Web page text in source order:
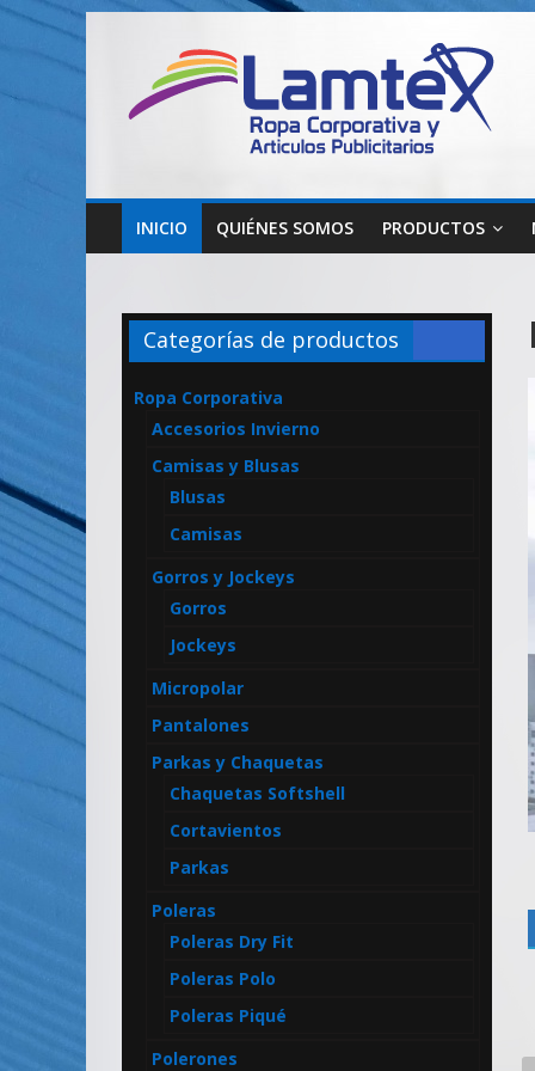
contenido
Lamtex
Corporativa
Trabajo
Diseño
Confección
Publicitarios
Implementos
Seguridad
INICIO QUIÉNES SOMOS PRODUCTOS
Categorías de productos
Ropa Corporativa
Accesorios Invierno
Camisas y Blusas
Blusas
Camisas
Gorros y Jockeys
Gorros
Jockeys
Micropolar
Pantalones
Parkas y Chaquetas
Chaquetas Softshell
Cortavientos
Parkas
Poleras
Poleras Dry Fit
Poleras Polo
Poleras Piqué
Polerones